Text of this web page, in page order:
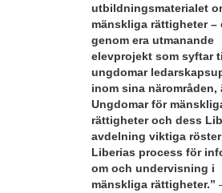
utbildningsmaterialet
mänskliga rättigheter –
genom era utmanande
elevprojekt som syftar
ungdomar
inom sina närområden,
Ungdomar för
rättigheter och dess
avdelning viktiga
Liberias process för
om och undervisning i
mänskliga rättigheter.”